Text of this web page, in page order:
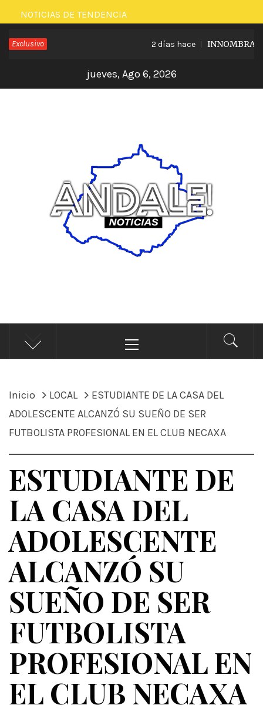
Saltar
al
contenido
NOTICIAS DE TENDENCIA
Exclusivo 2 días hace
jueves, Ago 6, 2026
ÁNDALE NOTICIAS
Noticias
principal
Inicio LOCAL
ESTUDIANTE DE LA CASA DEL
ADOLESCENTE ALCANZÓ SU SUEÑO DE SER
FUTBOLISTA PROFESIONAL EN EL CLUB NECAXA
ESTUDIANTE DE
LA CASA DEL
ADOLESCENTE
ALCANZÓ SU
SUEÑO DE SER
FUTBOLISTA
PROFESIONAL EN
EL CLUB NECAXA